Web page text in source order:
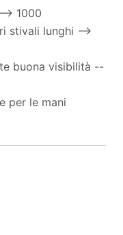
> 1000
stivali lunghi -->
buona visibilità --
per le mani